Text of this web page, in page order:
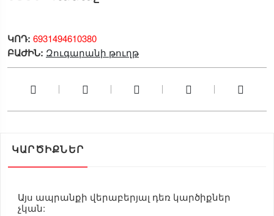
ԿՈԴ: 6931494610380
ԲԱԺԻՆ: Զուգարանի թուղթ
ԿԱՐԾԻՔՆԵՐ
Այս ապրանքի վերաբերյալ դեռ կարծիքներ
չկան: